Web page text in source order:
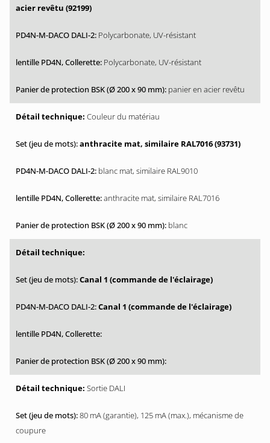
acier revêtu (92199)
Polycarbonate, UV-résistant
Polycarbonate, UV-résistant
panier en acier revêtu
Couleur du matériau
anthracite mat, similaire RAL7016 (93731)
blanc mat, similaire RAL9010
anthracite mat, similaire RAL7016
blanc
Canal 1 (commande de l'éclairage)
Canal 1 (commande de l'éclairage)
Sortie DALI
80 mA (garantie), 125 mA (max.), mécanisme de
coupure